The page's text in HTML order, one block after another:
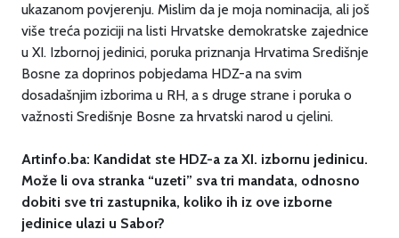
ukazanom povjerenju. Mislim da je moja nominacija, ali još
više treća poziciji na listi Hrvatske demokratske zajednice
u XI. Izbornoj jedinici, poruka priznanja Hrvatima Središnje
Bosne za doprinos pobjedama HDZ-a na svim
dosadašnjim izborima u RH, a s druge strane i poruka o
važnosti Središnje Bosne za hrvatski narod u cjelini.
Artinfo.ba: Kandidat ste HDZ-a za XI. izbornu jedinicu.
Može li ova stranka “uzeti” sva tri mandata, odnosno
dobiti sve tri zastupnika, koliko ih iz ove izborne
jedinice ulazi u Sabor?